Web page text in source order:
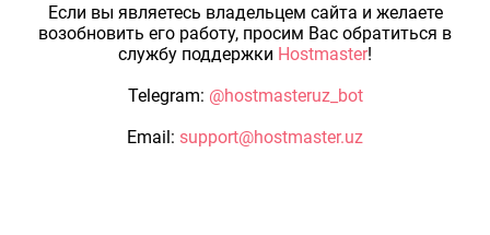
Если вы являетесь владельцем сайта и желаете
возобновить его работу, просим Вас обратиться в
службу поддержки Hostmaster!
Telegram: @hostmasteruz_bot
Email: support@hostmaster.uz